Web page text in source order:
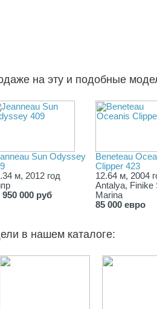
на эту и подобные
Sun Odyssey
м, 2012 год
950 000 руб
Beneteau
Clipper 423
12.64 м, 2004
Antalya, Finike
Marina
85 000 евро
в нашем каталоге: